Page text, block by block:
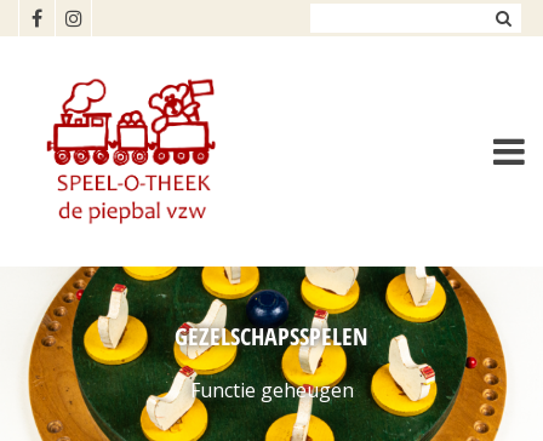
Overslaan en naar de inhoud gaan
GEZELSCHAPSSPELEN
Functie geheugen